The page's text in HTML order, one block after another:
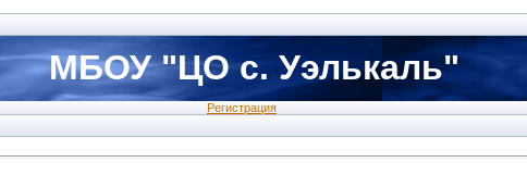
МБОУ "ЦО с. Уэлькаль"
Регистрация